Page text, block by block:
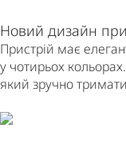
Новий дизайн
Пристрій має
у чотирьох
який зручно